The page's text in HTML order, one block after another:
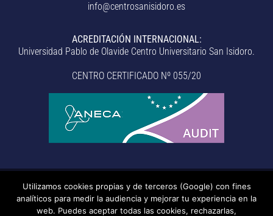
info@centrosanisidoro.es
ACREDITACIÓN INTERNACIONAL:
Universidad Pablo de Olavide Centro Universitario San Isidoro.
CENTRO CERTIFICADO Nº 055/20
© Centro Universitario San Isidoro (Sevilla), adscrito a la
Universidad Pablo de Olavide de Sevilla.– Aviso legal, política de
Utilizamos cookies propias y de terceros (Google) con fines
analíticos para medir la audiencia y mejorar tu experiencia en la
web. Puedes aceptar todas las cookies, rechazarlas,